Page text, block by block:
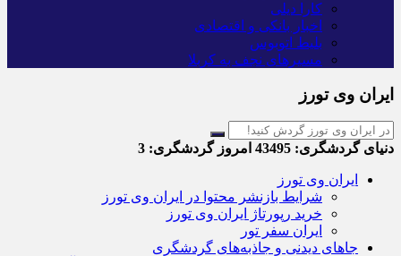
کارا دیلی
اخبار بانکی و اقتصادی
بلیط اتوبوس
مسیرهای نجف به کربلا
ایران وی تورز
دنیای گردشگری: امروز گردشگری:
ایران وی تورز
شرایط بازنشر محتوا در ایران وی تورز
خرید رپورتاژ ایران وی تورز
ایران سفر تور
جاهای دیدنی و جاذبه‌های گردشگری